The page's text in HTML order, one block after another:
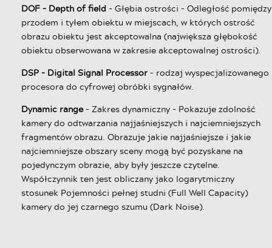
DOF - Depth of field- Głębia ostrości - Odległość pomiędzy
przodem i tyłem obiektu w miejscach, w których ostrość
obrazu obiektu jest akceptowalna (największa głębokość
obiektu obserwowana w zakresie akceptowalnej ostrości).
DSP - Digital Signal Processor– rodzaj wyspecjalizowanego
procesora do cyfrowej obróbki sygnałów.
Dynamic range- Zakres dynamiczny - Pokazuje zdolność
kamery do odtwarzania najjaśniejszych i najciemniejszych
fragmentów obrazu. Obrazuje jakie najjaśniejsze i jakie
najciemniejsze obszary sceny mogą być pozyskane na
pojedynczym obrazie, aby były jeszcze czytelne.
Współczynnik ten jest obliczany jako logarytmiczny
stosunek Pojemności pełnej studni (Full Well Capacity)
kamery do jej czarnego szumu (Dark Noise).